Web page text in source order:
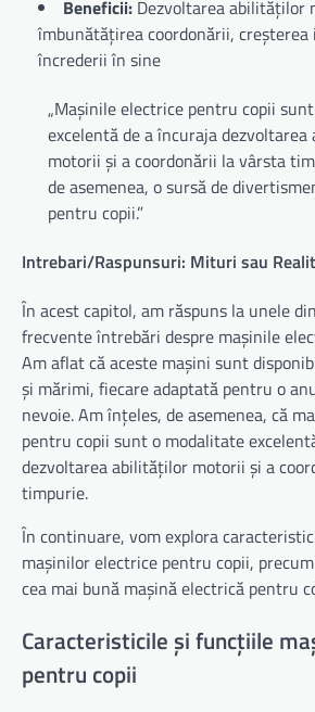
Beneficii: Dezvoltarea abilităților
îmbunătățirea coordonării, creșterea
încrederii în sine
„Mașinile electrice pentru copii
excelentă de a încuraja
motorii și a coordonării la vârsta
de asemenea, o sursă de
pentru copii.”
Intrebari/Raspunsuri: Mituri sau
În acest capitol, am răspuns la unele
frecvente întrebări despre mașinile
Am aflat că aceste mașini sunt
și mărimi, fiecare adaptată pentru o
nevoie. Am înțeles, de asemenea, că
pentru copii sunt o modalitate
dezvoltarea abilităților motorii și a
timpurie.
În continuare, vom explora
mașinilor electrice pentru copii,
cea mai bună mașină electrică pentru
Caracteristicile și funcțiile
pentru copii